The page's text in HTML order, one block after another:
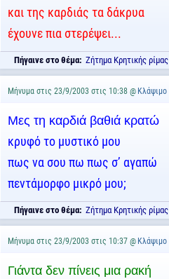
και της καρδιάς τα δάκρυα
έχουνε πια στερέψει...
Πήγαινε στο θέμα: Ζήτημα Κρητικής ρίμας
Μήνυμα στις 23/9/2003 στις 10:38 @ Κλάψιμο
Μες τη καρδιά βαθιά κρατώ
κρυφό το μυστικό μου
πως να σου πω πως σ’ αγαπώ
πεντάμορφο μικρό μου;
Πήγαινε στο θέμα: Ζήτημα Κρητικής ρίμας
Μήνυμα στις 23/9/2003 στις 10:37 @ Κλάψιμο
Γιάντα δεν πίνεις μια ρακή